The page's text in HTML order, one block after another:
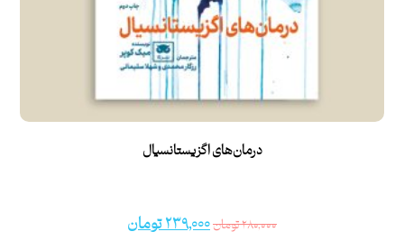
درمان‌های اگزیستانسیال
۲۸۰,۰۰۰تومان۲۳۹,۰۰۰تومان